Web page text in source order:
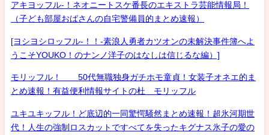
アキヨッフル-！ネオニートスケ番長のエキストラ芸能情報局！
（子ども部屋おばさんの自宅警備員的まとめ速報）
[ヨシヨシロッフル-！！-素浪人勇者カツオンの未解決事件簿へよ
うこそYOUKO！のナンノ洋子のはなしは信じるな編）]
モリッフル！ 50代無職独身ガチホモ童貞！女装子オネエ的ま
とめ速報！有益便利情報サイトの杜 モリッフル
ユキユキッフル！ど底辺的一同驚愕騒然まとめ速報！超氷河期世
代！人生の強制ロスカットですべてを失ったキグナス氷子の愛の